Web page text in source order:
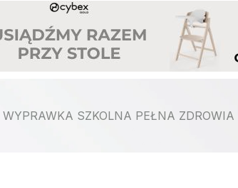
WYPRAWKA SZKOLNA PEŁNA ZDROWIA